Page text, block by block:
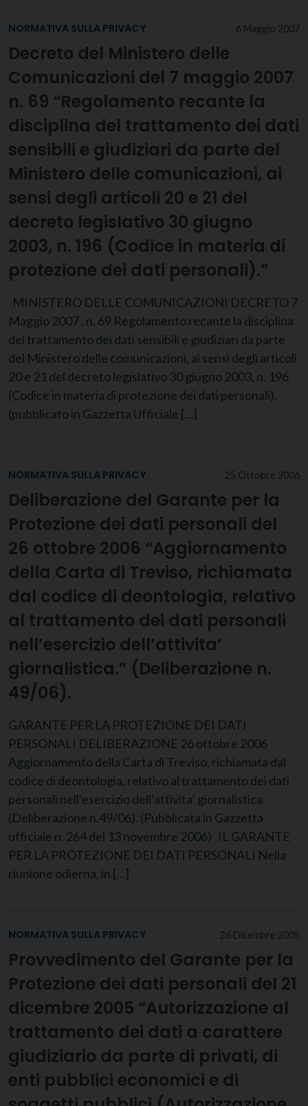
6 Maggio 2007
NORMATIVA SULLA PRIVACY
Decreto del Ministero delle
Comunicazioni del 7 maggio 2007
n. 69 “Regolamento recante la
disciplina del trattamento dei dati
sensibili e giudiziari da parte del
Ministero delle comunicazioni, ai
sensi degli articoli 20 e 21 del
decreto legislativo 30 giugno
2003, n. 196 (Codice in materia di
protezione dei dati personali).”
MINISTERO DELLE COMUNICAZIONI DECRETO 7
Maggio 2007 , n. 69 Regolamento recante la disciplina
del trattamento dei dati sensibili e giudiziari da parte
del Ministero delle comunicazioni, ai sensi degli articoli
20 e 21 del decreto legislativo 30 giugno 2003, n. 196
(Codice in materia di protezione dei dati personali).
(pubblicato in Gazzetta Ufficiale […]
25 Ottobre 2006
NORMATIVA SULLA PRIVACY
Deliberazione del Garante per la
Protezione dei dati personali del
26 ottobre 2006 “Aggiornamento
della Carta di Treviso, richiamata
dal codice di deontologia, relativo
al trattamento dei dati personali
nell’esercizio dell’attivita’
giornalistica.” (Deliberazione n.
49/06).
GARANTE PER LA PROTEZIONE DEI DATI
PERSONALI DELIBERAZIONE 26 ottobre 2006
Aggiornamento della Carta di Treviso, richiamata dal
codice di deontologia, relativo al trattamento dei dati
personali nell’esercizio dell’attivita’ giornalistica.
(Deliberazione n.49/06). (Pubblicata in Gazzetta
ufficiale n. 264 del 13 novembre 2006) IL GARANTE
PER LA PROTEZIONE DEI DATI PERSONALI Nella
riunione odierna, in […]
26 Dicembre 2005
NORMATIVA SULLA PRIVACY
Provvedimento del Garante per la
Protezione dei dati personali del 21
dicembre 2005 “Autorizzazione al
trattamento dei dati a carattere
giudiziario da parte di privati, di
enti pubblici economici e di